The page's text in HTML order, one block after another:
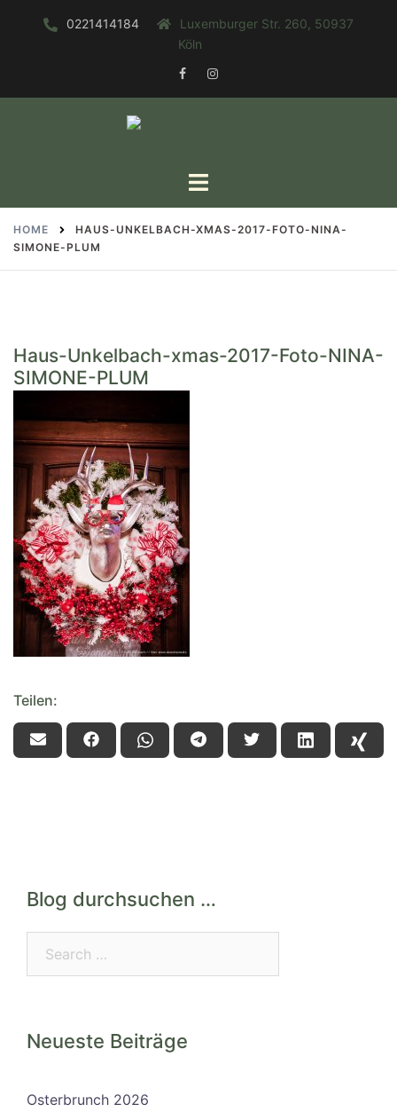
0221414184
Luxemburger Str. 260, 50937
Köln
FACEBOOKINSTAGRAM
Toggle
HOME
HAUS-UNKELBACH-XMAS-2017-FOTO-NINA-
SIMONE-PLUM
Haus-Unkelbach-xmas-2017-Foto-NINA-
SIMONE-PLUM
Teilen:
Blog durchsuchen …
Neueste Beiträge
Osterbrunch 2026